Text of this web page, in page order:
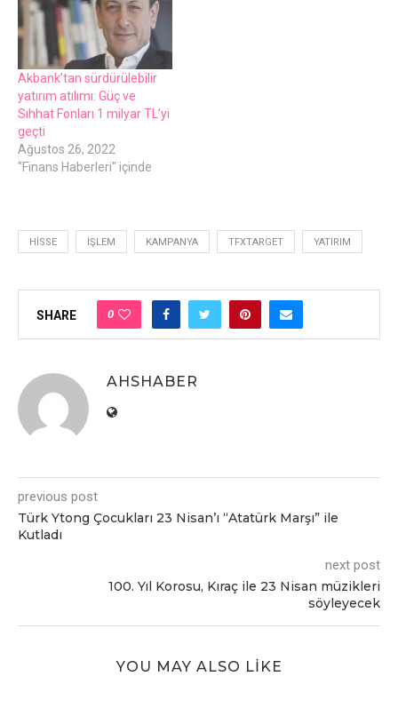
Akbank’tan sürdürülebilir
yatırım atılımı: Güç ve
Sıhhat Fonları 1 milyar TL’yi
geçti
Ağustos 26, 2022
"Finans Haberleri" içinde
HISSE İŞLEM KAMPANYA TFXTARGET YATIRIM
SHARE 0
AHSHABER
previous post
Türk Ytong Çocukları 23 Nisan’ı “Atatürk Marşı” ile
Kutladı
next post
100. Yıl Korosu, Kıraç ile 23 Nisan müzikleri
söyleyecek
YOU MAY ALSO LIKE